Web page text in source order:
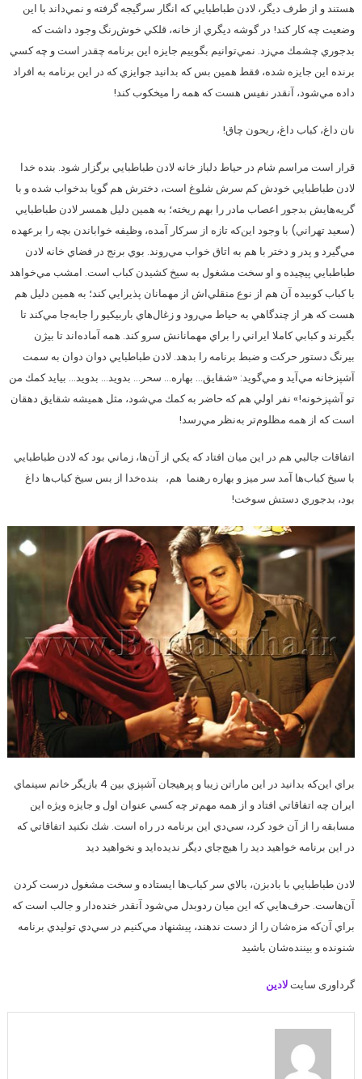
هستند و از طرف ديگر، لادن طباطبايي كه انگار سرگيجه گرفته و نمي‌داند با اين
وضعيت چه كار كند! در گوشه ديگري از خانه، قلكي خوش‌رنگ وجود داشت كه
بدجوري چشمك مي‌زد. نمي‌توانيم بگوييم جايزه اين برنامه چقدر است و چه كسي
برنده اين جايزه شده، فقط همين بس كه بدانيد جوايزي كه در اين برنامه به افراد
داده مي‌شود، آنقدر نفيس هست كه همه را ميخكوب كند!
نان داغ، كباب داغ، ريحون چاق!
قرار است مراسم شام در حياط دلباز خانه لادن طباطبايي برگزار شود. بنده خدا
لادن طباطبايي خودش كم سرش شلوغ است، دخترش هم گويا بدخواب شده و با
گريه‌هايش بدجور اعصاب مادر را بهم ريخته؛ به همين دليل همسر لادن طباطبايي
(سعيد تهراني) با وجود اين‌كه تازه از سركار آمده، وظيفه خواباندن بچه را برعهده
مي‌گيرد و پدر و دختر با هم به اتاق خواب مي‌روند. بوي برنج در فضاي خانه لادن
طباطبايي پيچيده و او سخت مشغول به سيخ كشيدن كباب است. امشب مي‌خواهد
با كباب كوبيده آن هم از نوع منقلي‌اش از مهمانان پذيرايي كند؛ به همين دليل هم
هست كه هر از چندگاهي به حياط مي‌رود و زغال‌هاي باربيكيو را جابه‌جا مي‌كند تا
بگيرند و كبابي كاملا ايراني را براي مهمانانش سرو كند. همه آماده‌اند تا بيژن
بيرنگ دستور حركت و ضبط برنامه را بدهد. لادن طباطبايي دوان دوان به سمت
آشپزخانه مي‌آيد و مي‌گويد: «شقايق… بهاره… سحر… بدويد… بدويد… بيايد كمك من
تو آشپزخونه!» نفر اولي هم كه حاضر به كمك مي‌شود، مثل هميشه شقايق دهقان
است كه از همه مظلوم‌تر به‌نظر مي‌رسد!
اتفاقات جالبي هم در اين ميان افتاد كه يكي از آن‌ها، زماني بود كه لادن طباطبايي
با سيخ كباب‌ها آمد سر ميز و بهاره رهنما هم، بنده‌خدا از بس سيخ كباب‌ها داغ
بود، بدجوري دستش سوخت!
براي اين‌كه بدانيد در اين ماراتن زيبا و پرهيجان آشپزي بين 4 بازيگر خانم سينماي
ايران چه اتفاقاتي افتاد و از همه مهم‌تر چه كسي عنوان اول و جايزه ويژه اين
مسابقه را از آن خود كرد، سي‌دي اين برنامه در راه است. شك نكنيد اتفاقاتي كه
در اين برنامه خواهيد ديد را هيچ‌جاي ديگر نديده‌ايد و نخواهيد ديد
لادن طباطبايي با بادبزن، بالاي سر كباب‌ها ايستاده و سخت مشغول درست كردن
آن‌هاست. حرف‌هايي كه اين ميان ردوبدل مي‌شود آنقدر خنده‌دار و جالب است كه
براي آن‌كه مزه‌شان را از دست ندهند، پيشنهاد مي‌كنيم در سي‌دي توليدي برنامه
شنونده و بيننده‌شان باشيد
گرداوری سایتلادین